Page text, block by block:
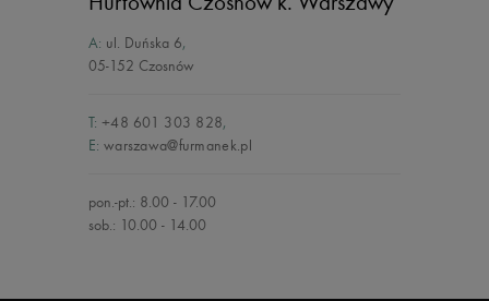
A: ul. Duńska 6,
05-152 Czosnów
T: +48 601 303 828,
E: warszawa@furmanek.pl
pon.-pt.: 8.00 - 17.00
sob.: 10.00 - 14.00